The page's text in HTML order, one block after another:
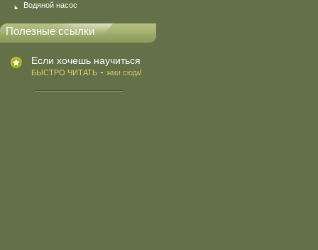
Водяной насос
Полезные ссылки
Если хочешь научиться
БЫСТРО ЧИТАТЬ - жми сюда!